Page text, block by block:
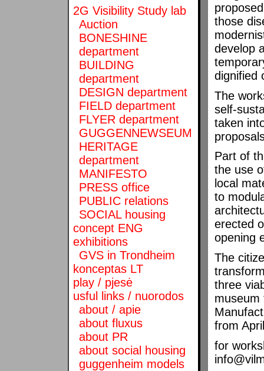
2G Visibility Study lab
Auction
BONESHINE
department
BUILDING
department
DESIGN department
FIELD department
FLYER department
GUGGENNEWSEUM
HERITAGE
department
MANIFESTO
PRESS office
PUBLIC relations
SOCIAL housing
concept ENG
exhibitions
GVS in Trondheim
konceptas LT
play / pjesė
usful links / nuorodos
about / apie
about fluxus
about PR
about social housing
guggenheim models
those
develop
dignified
The
self-
taken
Part of
the use
local
to
erected
opening
The
three
museum
from
for